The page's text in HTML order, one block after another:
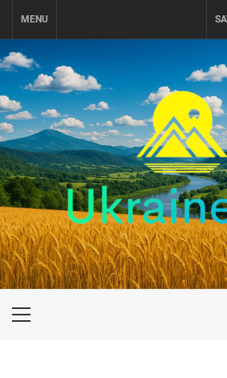
MENU
UKRAINE-IS
ПУТЕШЕСТВИЕ ПО УКРАИНЕ
Primary